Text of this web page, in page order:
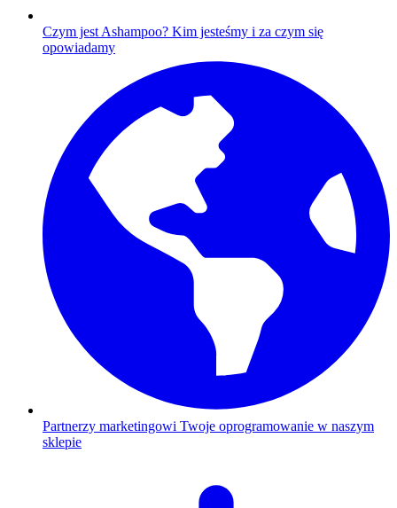
Czym jest Ashampoo? Kim jesteśmy i za czym się
opowiadamy
Partnerzy marketingowi Twoje oprogramowanie w naszym
sklepie